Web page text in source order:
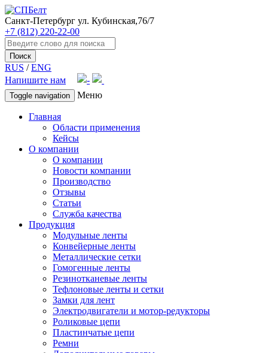
Санкт-Петербург ул. Кубинская,76/7
+7 (812) 220-22-00
Поиск
RUS /ENG
Напишите нам
Toggle navigation Меню
Главная
Области применения
Кейсы
О компании
О компании
Новости компании
Производство
Отзывы
Статьи
Служба качества
Продукция
Модульные ленты
Конвейерные ленты
Металлические сетки
Гомогенные ленты
Резинотканевые ленты
Тефлоновые ленты и сетки
Замки для лент
Электродвигатели и мотор-редукторы
Роликовые цепи
Пластинчатые цепи
Ремни